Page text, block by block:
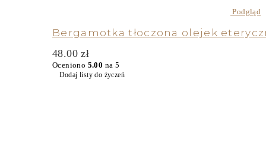
Podgląd
Bergamotka tłoczona olejek
48.00zł
Oceniono 5.00 na 5
Dodaj listy do życzeń